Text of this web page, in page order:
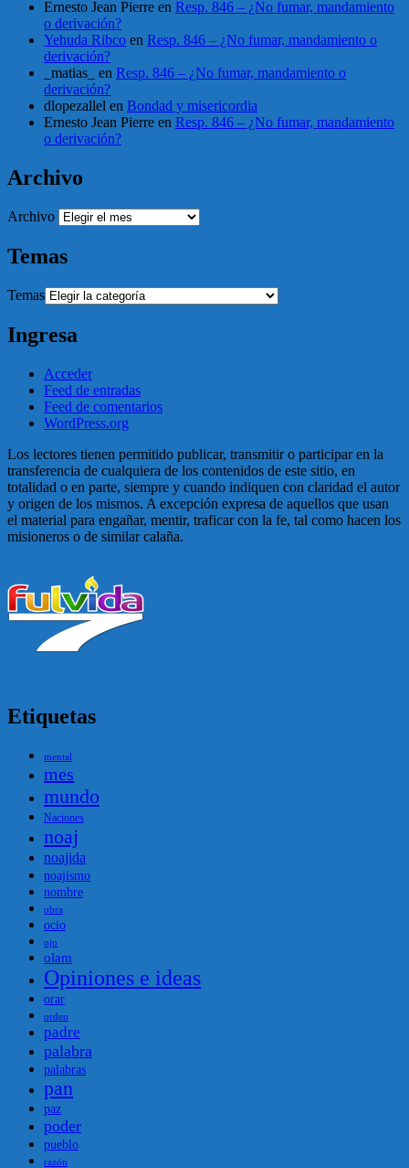
Ernesto Jean Pierre en Resp. 846 – ¿No fumar, mandamiento
o derivación?
Yehuda Ribco en Resp. 846 – ¿No fumar, mandamiento o
derivación?
_matias_
en Resp. 846 – ¿No fumar, mandamiento o
derivación?
dlopezallel en Bondad y misericordia
Ernesto Jean Pierre en Resp. 846 – ¿No fumar, mandamiento
o derivación?
Archivo
Archivo
Temas
Temas
Ingresa
Acceder
Feed de entradas
Feed de comentarios
WordPress.org
Los lectores tienen permitido publicar, transmitir o participar en la
transferencia de cualquiera de los contenidos de este sitio, en
totalidad o en parte, siempre y cuando indiquen con claridad el autor
y origen de los mismos. A excepción expresa de aquellos que usan
el material para engañar, mentir, traficar con la fe, tal como hacen los
misioneros o de similar calaña.
Etiquetas
mental
mes
mundo
Naciones
noaj
noajida
noajismo
nombre
obra
ocio
ojo
olam
Opiniones e ideas
orar
orden
padre
palabra
palabras
pan
paz
poder
pueblo
razón